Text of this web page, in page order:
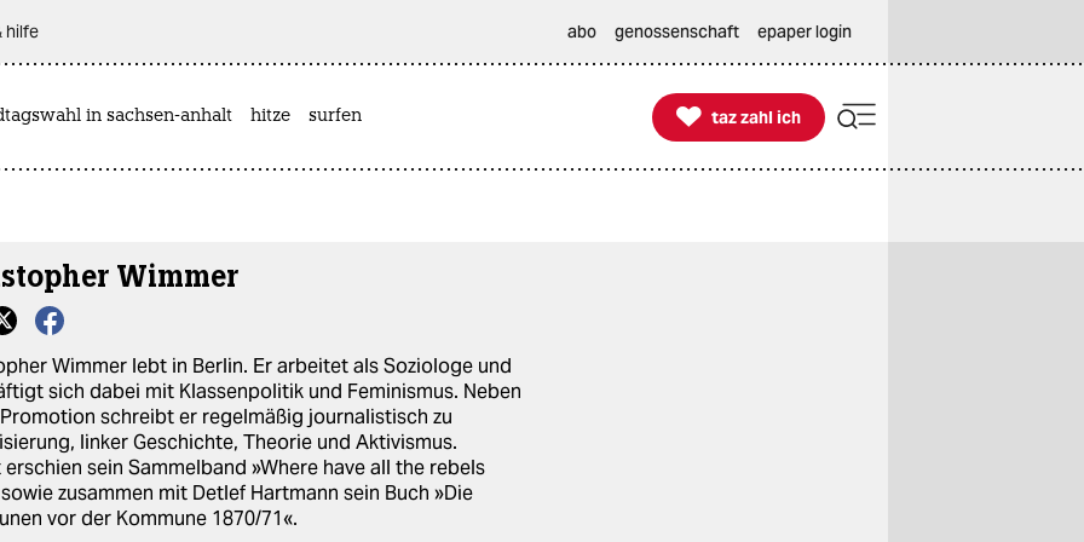
hilfe abo genossenschaft epaper login
in sachsen-anhalt hitze surfen 
taz zahl ich
taz zahl ich
Wimmer
Wimmer lebt in Berlin. Er arbeitet als Soziologe und
sich dabei mit Klassenpolitik und Feminismus. Neben
schreibt er regelmäßig journalistisch zu
linker Geschichte, Theorie und Aktivismus.
erschien sein Sammelband »Where have all the rebels
zusammen mit Detlef Hartmann sein Buch »Die
vor der Kommune 1870/71«.